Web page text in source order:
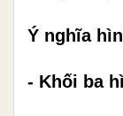
Ý nghĩa
- Khối ba